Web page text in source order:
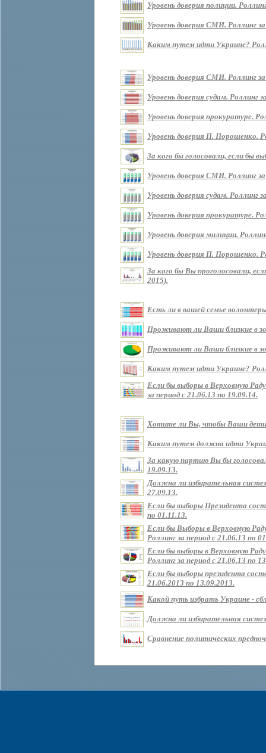
Уровень доверия полиции.
Уровень доверия СМИ. Роллинг
Каким путем идти Украине?
Уровень доверия СМИ. Роллинг
Уровень доверия судам. Роллинг
Уровень доверия прокуратуре.
Уровень доверия П. Порошенко.
За кого бы голосовали, если бы
Уровень доверия СМИ. Роллинг
Уровень доверия судам. Роллинг
Уровень доверия прокуратуре.
Уровень доверия милиции.
Уровень доверия П. Порошенко.
За кого бы Вы проголосовали,
2015).
Есть ли в вашей семье
Проживают ли Ваши близкие в
Проживают ли Ваши близкие в
Каким путем идти Украине?
Если бы выборы в Верховную
за период с 21.06.13 по 19.09.14.
Хотите ли Вы, чтобы Ваши дети
Каким путем должна идти
За какую партию Вы бы
19.09.13.
Должна ли избирательная
27.09.13.
Если бы выборы Президента
по 01.11.13.
Если бы Выборы в Верховную
Роллинг за период с 21.06.13 по
Если бы выборы в Верховную
Роллинг за период с 21.06.13 по
Если бы выборы президента
21.06.2013 по 13.09.2013.
Какой путь избрать Украине -
Должна ли избирательная
Сравнение политических